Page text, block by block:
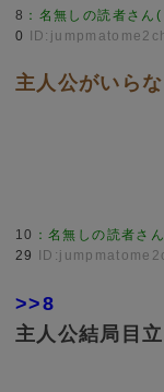
8 ： 名無しの読者さん
0
主人公がいら
10 ：名無しの読者さ
29
>>8
主人公結局目